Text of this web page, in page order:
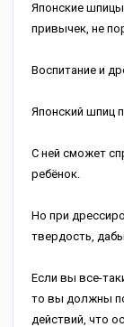
Японские
привычек, не
Воспитание и
Японский шпиц
С ней сможет
ребёнок.
Но при
твердость,
Если вы все-
то вы должны
действий, что